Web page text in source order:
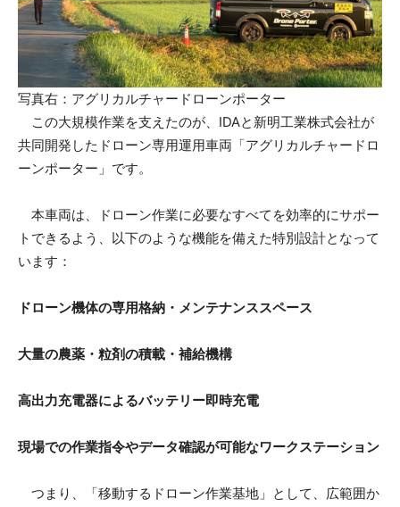
写真右：アグリカルチャードローンポーター
この大規模作業を支えたのが、IDAと新明工業株式会社が
共同開発したドローン専用運用車両「アグリカルチャードロ
ーンポーター」です。
本車両は、ドローン作業に必要なすべてを効率的にサポー
トできるよう、以下のような機能を備えた特別設計となって
います：
ドローン機体の専用格納・メンテナンススペース
大量の農薬・粒剤の積載・補給機構
高出力充電器によるバッテリー即時充電
現場での作業指令やデータ確認が可能なワークステーション
つまり、「移動するドローン作業基地」として、広範囲か